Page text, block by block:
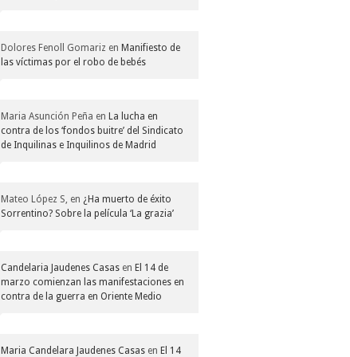
Dolores Fenoll Gomariz en Manifiesto de
las víctimas por el robo de bebés
Maria Asunción Peña en La lucha en
contra de los ‘fondos buitre’ del Sindicato
de Inquilinas e Inquilinos de Madrid
Mateo López S, en ¿Ha muerto de éxito
Sorrentino? Sobre la película ‘La grazia’
Candelaria Jaudenes Casas en El 14 de
marzo comienzan las manifestaciones en
contra de la guerra en Oriente Medio
Maria Candelara Jaudenes Casas en El 14